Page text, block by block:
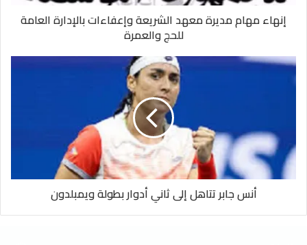
إنهاء مهام مديرة معهد الشريعة وإعفاءات بالإدارة العامة
للحج والعمرة
أنس جابر تتاهل إلى ثاني أدوار بطولة ويمبلدون